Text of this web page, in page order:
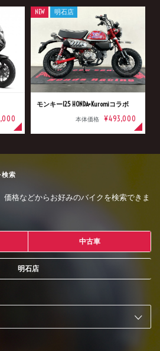
モンキー125 HONDA×Kuromiコラボ
本体価格 ¥493,000
NEW 明石店
索
格などからお好みのバイクを検索できま
中古車
明石店